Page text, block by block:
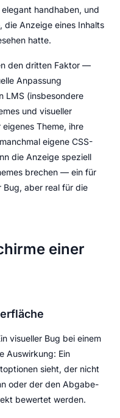
handhaben, und
die Anzeige eines Inhalts
hatte.
den dritten Faktor —
Anpassung
LMS (insbesondere
und visueller
Theme, ihre
eigene CSS-
die Anzeige speziell
brechen — ein für
aber real für die
einer
visueller Bug bei einem
Auswirkung: Ein
sieht, der nicht
oder der den Abgabe-
bewertet werden.